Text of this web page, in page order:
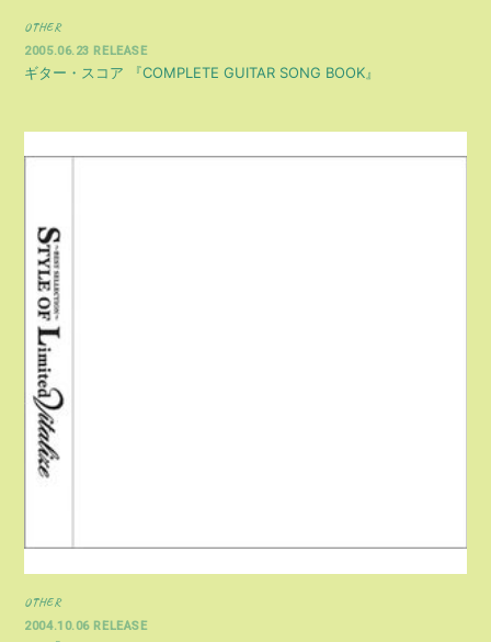
OTHER
2005.06.23 RELEASE
ギター・スコア 『COMPLETE GUITAR SONG BOOK』
OTHER
2004.10.06 RELEASE